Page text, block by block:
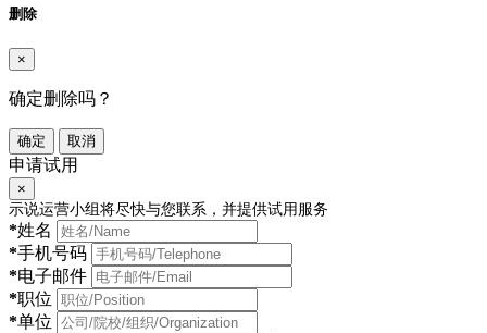
删除
×
确定删除吗？
确定 取消
申请试用
×
示说运营小组将尽快与您联系，并提供试用服务
*姓名
*手机号码
*电子邮件
*职位
*单位